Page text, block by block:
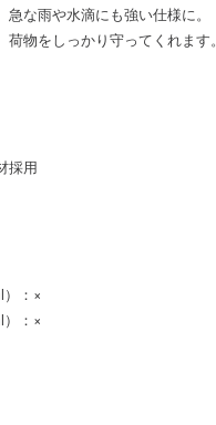
な雨や水滴にも強い仕様に。
物をしっかり守ってくれます。
採用
）：×
）：×